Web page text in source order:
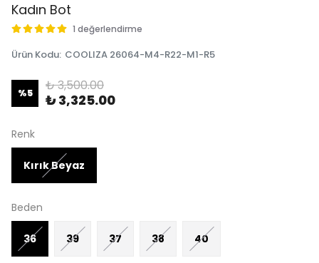
Kadın Bot
1 değerlendirme
Ürün Kodu: COOLIZA 26064-M4-R22-M1-R5
%5 ₺ 3,500.00
₺ 3,325.00
Renk
Kırık Beyaz
Beden
36 39 37 38 40